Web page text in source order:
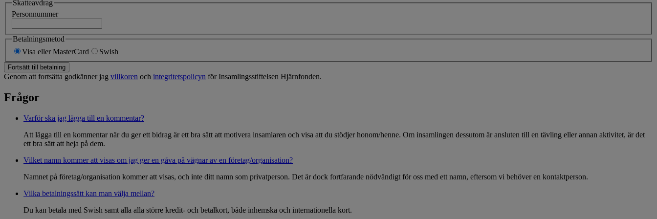
Skatteavdrag
Personnummer
Betalningsmetod
Visa eller MasterCard
Swish
Fortsätt till betalning
Genom att fortsätta godkänner jag villkoren och integritetspolicyn för Insamlingsstiftelsen Hjärnfonden.
Frågor
Varför ska jag lägga till en kommentar?
Att lägga till en kommentar när du ger ett bidrag är ett bra sätt att motivera insamlaren och visa att du stödjer honom/henne. Om insamlingen dessutom är ansluten till en tävling eller annan aktivitet, är det
ett bra sätt att heja på dem.
Vilket namn kommer att visas om jag ger en gåva på vägnar av en företag/organisation?
Namnet på företag/organisation kommer att visas, och inte ditt namn som privatperson. Det är dock fortfarande nödvändigt för oss med ett namn, eftersom vi behöver en kontaktperson.
Vilka betalningssätt kan man välja mellan?
Du kan betala med Swish samt alla alla större kredit- och betalkort, både inhemska och internationella kort.